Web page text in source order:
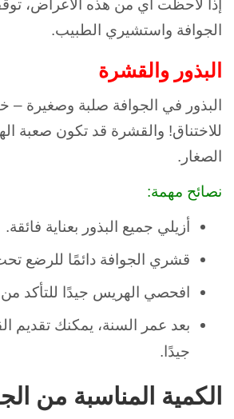
إذا لاحظت أي من هذه الأعراض،
الجوافة واستشيري الطبيب.
البذور والقشرة
البذور في الجوافة صلبة وصغيرة
للاختناق! والقشرة قد تكون صعبة
الصغار.
نصائح مهمة:
أزيلي جميع البذور بعناية فائقة.
قشري الجوافة دائمًا للرضع
افحصي الهريس جيدًا للتأكد
بعد عمر السنة، يمكنك تقديم
جيدًا.
الكمية المناسبة من